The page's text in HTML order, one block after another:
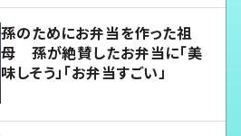
孫のためにお弁当を作った祖
母 孫が絶賛したお弁当に「美
味しそう」「お弁当すごい」